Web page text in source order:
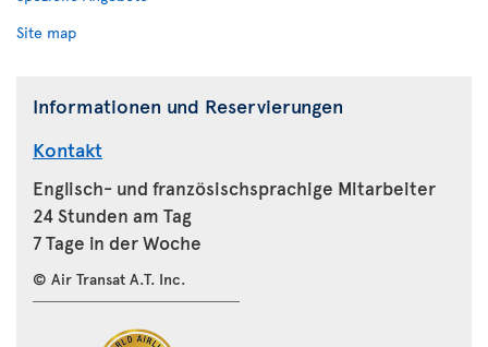
Site map
Informationen und Reservierungen
Kontakt
Englisch- und französischsprachige Mitarbeiter
24 Stunden am Tag
7 Tage in der Woche
© Air Transat A.T. Inc.